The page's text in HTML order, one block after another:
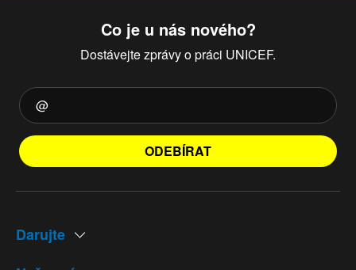
Co je u nás nového?
Dostávejte zprávy o práci UNICEF.
ODEBÍRAT
Darujte